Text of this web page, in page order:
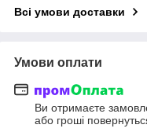
Всі умови доставки
Умови оплати
Ви отримаєте
або гроші